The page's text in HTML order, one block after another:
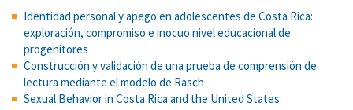
Identidad personal y apego en adolescentes de Costa Rica:
exploración, compromiso e inocuo nivel educacional de
progenitores
Construcción y validación de una prueba de comprensión de
lectura mediante el modelo de Rasch
Sexual Behavior in Costa Rica and the United States.